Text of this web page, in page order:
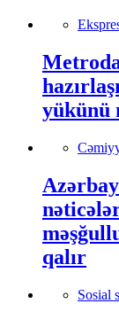
Metroda
yükünü
qalır
Sosial